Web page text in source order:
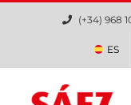
Skip
(+34) 968
ES